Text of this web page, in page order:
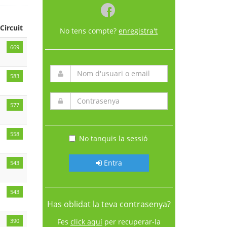
669
583
577
558
543
543
390
No tens compte?enregistra't
No tanquis la sessió
Entra
Has oblidat la teva contrasenya?
Fes click aquíper recuperar-la